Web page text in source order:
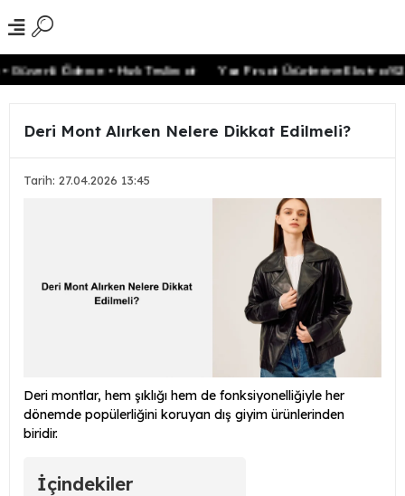
Ödeme • Hızlı Teslimat Yaz Fırsat Ürünlerine Ekstra %20
Deri Mont Alırken Nelere Dikkat Edilmeli?
Tarih: 27.04.2026 13:45
Deri montlar, hem şıklığı hem de fonksiyonelliğiyle her
dönemde popülerliğini koruyan dış giyim ürünlerinden
biridir.
İçindekiler